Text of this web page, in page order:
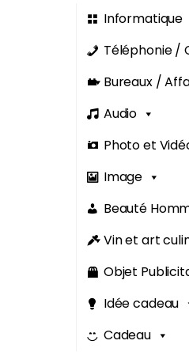
Informatique
Téléphonie /
Bureaux /
Audio
Photo et
Image
Beauté
Vin et art
Objet
Idée cadeau
Cadeau